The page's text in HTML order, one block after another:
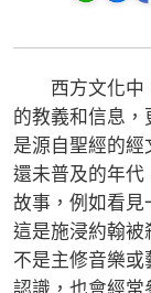
西方文化中，
的教義和信息
是源自聖經的經
還未普及的年代
故事，例如看見
這是施浸約翰被
不是主修音樂